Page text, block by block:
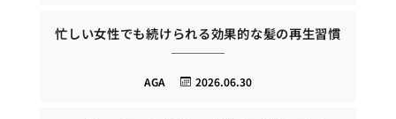
忙しい女性でも続けられる効果的な髪の再生習慣
2026.06.30
AGA